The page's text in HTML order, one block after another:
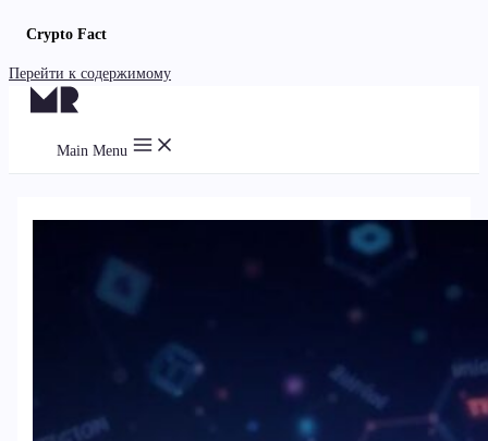
Crypto Fact
Перейти к содержимому
Main Menu